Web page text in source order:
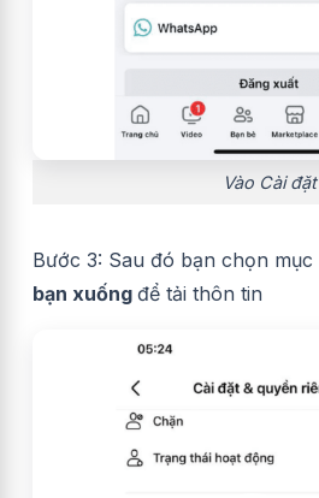
Vào Cài đặt
Bước 3: Sau đó bạn chọn mục
bạn xuống để tải thôn tin